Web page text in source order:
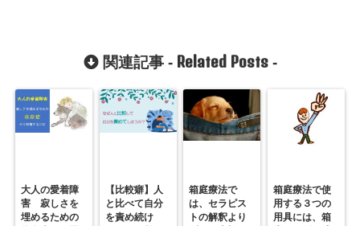
関連記事 - Related Posts-
大人の愛着障
害 寂しさを
埋めるための
【比較癖】人
と比べて自分
を責め続け
箱庭療法で
は、セラピス
トの解釈より
箱庭療法で使
用する３つの
用具には、箱